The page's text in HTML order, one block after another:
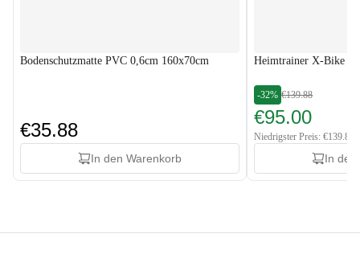
Bodenschutzmatte PVC 0,6cm 160x70cm
€35.88
In den Warenkorb
Heimtrainer X-Bike
-32% €139.88
€95.00
Niedrigster Preis: €139.88
In den